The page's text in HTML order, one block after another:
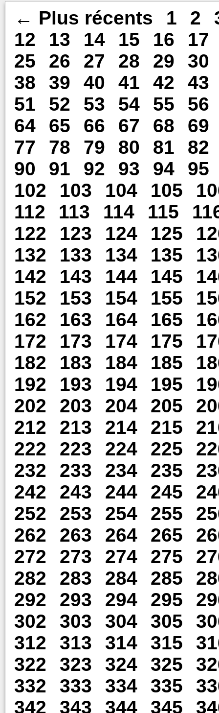
← Plus récents 1 2
12
13 14 15 16
17
25
26 27 28 29
30
38
39 40 41 42
43
51
52 53 54 55
56
64
65 66 67 68
69
77
78 79 80 81
82
90
91 92 93 94
95
102
103 104 105
112
113 114 115
122
123 124 125
132
133 134 135
142
143 144 145
152
153 154 155
162
163 164 165
172
173 174 175
182
183 184 185
192
193 194 195
202
203 204 205
212
213 214 215
222
223 224 225
232
233 234 235
242
243 244 245
252
253 254 255
262
263 264 265
272
273 274 275
282
283 284 285
292
293 294 295
302
303 304 305
312
313 314 315
322
323 324 325
332
333 334 335
342
343 344 345